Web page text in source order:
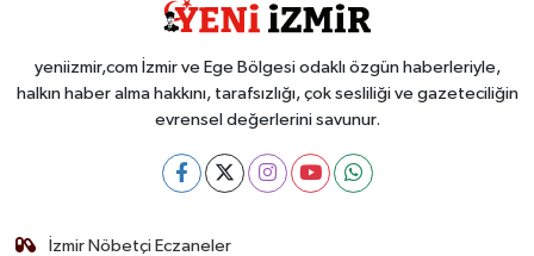
yeniizmir,com İzmir ve Ege Bölgesi odaklı özgün haberleriyle,
halkın haber alma hakkını, tarafsızlığı, çok sesliliği ve gazeteciliğin
evrensel değerlerini savunur.
İzmir Nöbetçi Eczaneler